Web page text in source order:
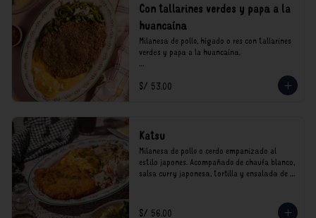
Con tallarines verdes y papa a la
huancaína
Milanesa de pollo, hígado o res con tallarines
verdes y papa a la huancaína.
*Nuestros precios están expresados en soles e
incluyen impuestos de ley y recargo al
S/ 53.00
Katsu
Milanesa de pollo o cerdo empanizado al
estilo japones. Acompañado de chaufa blanco,
salsa curry japonesa, tortilla y ensalada de
*Nuestros precios están expresados en soles e
S/ 56.00